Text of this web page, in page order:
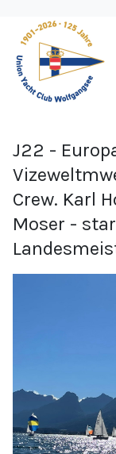
J22 -
Crew. Karl
Moser -